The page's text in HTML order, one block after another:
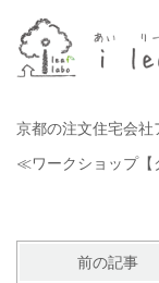
京都の注文住宅会社
≪ワークショップ【
前の記事